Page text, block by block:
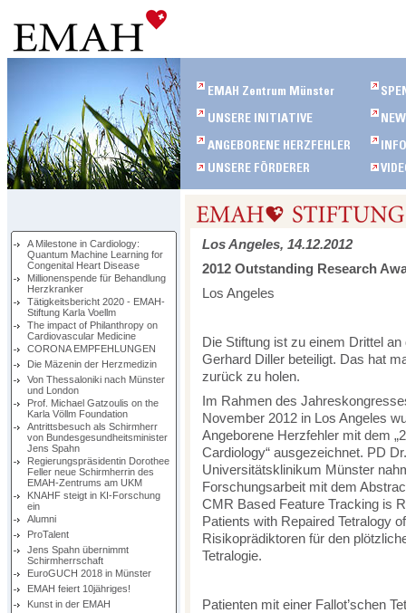
A Milestone in Cardiology:
Quantum Machine Learning for
Congenital Heart Disease
Millionenspende für Behandlung
Herzkranker
Tätigkeitsbericht 2020 - EMAH-
Stiftung Karla Voellm
The impact of Philanthropy on
Cardiovascular Medicine
CORONA EMPFEHLUNGEN
Die Mäzenin der Herzmedizin
Von Thessaloniki nach Münster
und London
Prof. Michael Gatzoulis on the
Karla Völlm Foundation
Antrittsbesuch als Schirmherr
von Bundesgesundheitsminister
Jens Spahn
Regierungspräsidentin Dorothee
Feller neue Schirmherrin des
EMAH-Zentrums am UKM
KNAHF steigt in KI-Forschung
ein
Alumni
ProTalent
Jens Spahn übernimmt
Schirmherrschaft
EuroGUCH 2018 in Münster
EMAH feiert 10jähriges!
Kunst in der EMAH
Los Angeles, 14.12.2012
2012 Outstanding Research
Los Angeles
Die Stiftung ist zu einem Drittel
Gerhard Diller beteiligt. Das hat
zurück zu holen.
Im Rahmen des
November 2012 in Los Angeles
Angeborene Herzfehler mit dem
Cardiology“ ausgezeichnet. PD
Universitätsklinikum Münster
Forschungsarbeit mit dem
CMR Based Feature Tracking is
Patients with Repaired Tetralogy
Risikoprädiktoren für den
Tetralogie.
Patienten mit einer Fallot’schen